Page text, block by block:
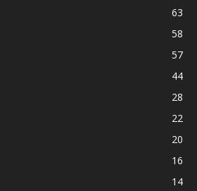
63
58
57
44
28
22
20
16
14